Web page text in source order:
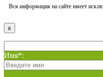
Вся информация на сайте имеет
x
Имя*: